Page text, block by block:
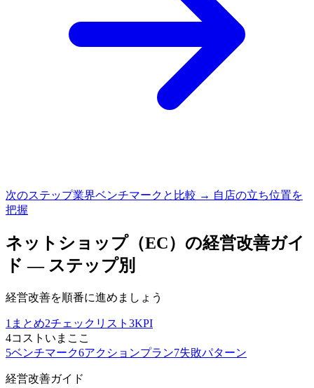
次のステップ業界ベンチマークと比較 → 自店の立ち位置を
把握
ネットショップ（EC） の経営改善ガイ
ド — ステップ別
経営改善を順番に進めましょう
1 まとめ2チェックリスト 3KPI
4コスト いまここ
5ベンチマーク6アクションプラン7失敗パターン
経営改善ガイド